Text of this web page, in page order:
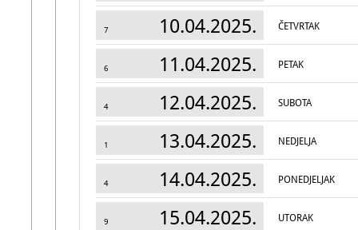
7 10.04.2025. ČETVRTAK
6 11.04.2025. PETAK
4 12.04.2025. SUBOTA
1 13.04.2025. NEDJELJA
4 14.04.2025. PONEDJELJAK
9 15.04.2025. UTORAK